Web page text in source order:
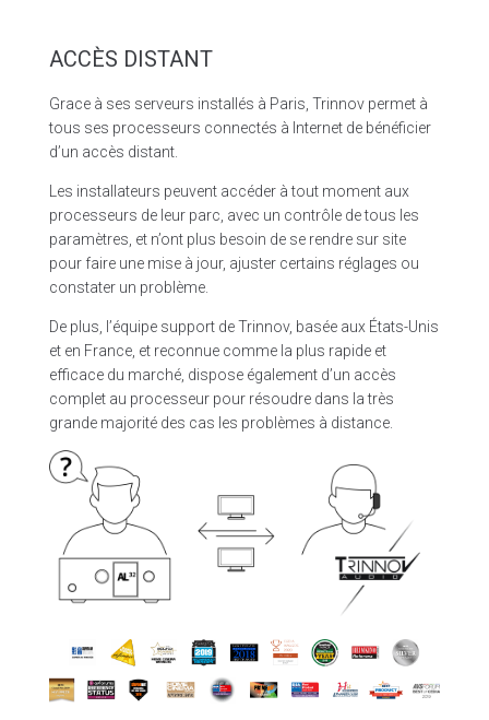
ACCÈS DISTANT
Grace à ses serveurs installés à Paris, Trinnov permet à
tous ses processeurs connectés à Internet de bénéficier
d’un accès distant.
Les installateurs peuvent accéder à tout moment aux
processeurs de leur parc, avec un contrôle de tous les
paramètres, et n’ont plus besoin de se rendre sur site
pour faire une mise à jour, ajuster certains réglages ou
constater un problème.
De plus, l’équipe support de Trinnov, basée aux États-Unis
et en France, et reconnue comme la plus rapide et
efficace du marché, dispose également d’un accès
complet au processeur pour résoudre dans la très
grande majorité des cas les problèmes à distance.